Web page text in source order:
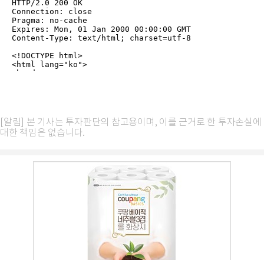
[알림] 본 기사는 투자판단의 참고용이며, 이를 근거로 한 투자손실에
대한 책임은 없습니다.